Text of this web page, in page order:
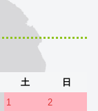
土
日
1
2